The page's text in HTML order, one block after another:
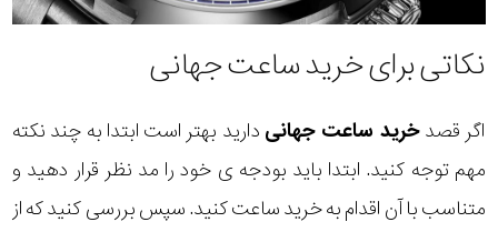
نکاتی برای خرید ساعت جهانی
اگر قصدخرید ساعت جهانی دارید بهتر است ابتدا به چند نکته
مهم توجه کنید. ابتدا باید بودجه ی خود را مد نظر قرار دهید و
متناسب با آن اقدام به خرید ساعت کنید. سپس بررسی کنید که از